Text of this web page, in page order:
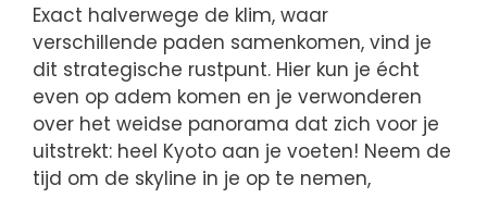
Exact halverwege de klim, waar
verschillende paden samenkomen, vind je
dit strategische rustpunt. Hier kun je écht
even op adem komen en je verwonderen
over het weidse panorama dat zich voor je
uitstrekt: heel Kyoto aan je voeten! Neem de
tijd om de skyline in je op te nemen,